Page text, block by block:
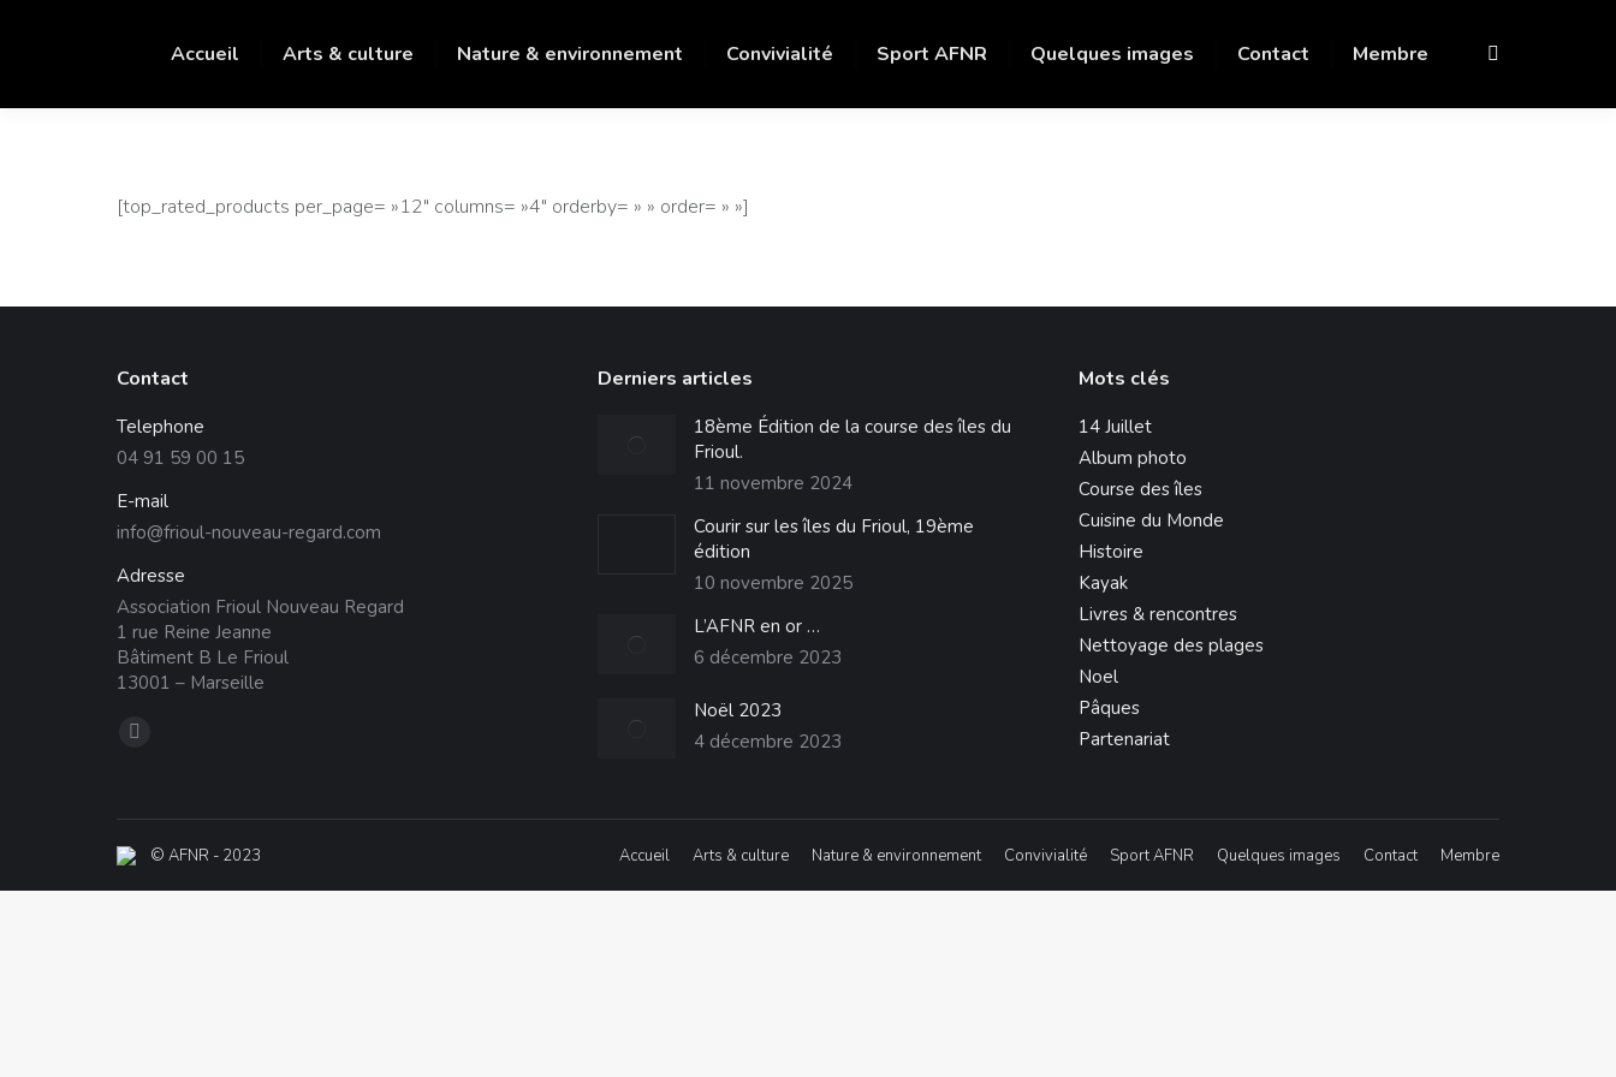
Accueil Arts & culture Nature & environnement Convivialité Sport AFNR Quelques images Contact Membre
Recherche
[top_rated_products per_page= »12″ columns= »4″ orderby= » » order= » »]
Contact
Telephone
04 91 59 00 15
E-mail
info@frioul-nouveau-regard.com
Adresse
Association Frioul Nouveau Regard
1 rue Reine Jeanne
Bâtiment B Le Frioul
13001 – Marseille
Trouvez nous sur :
La
dans
Derniers articles
18ème Édition de la course des îles du
Frioul.
11 novembre 2024
Courir sur les îles du Frioul, 19ème
édition
10 novembre 2025
L’AFNR en or …
6 décembre 2023
Noël 2023
4 décembre 2023
Mots clés
14 Juillet
Album photo
Course des îles
Cuisine du Monde
Histoire
Kayak
Livres & rencontres
Nettoyage des plages
Noel
Pâques
Partenariat
© AFNR - 2023 Accueil Arts & culture Nature & environnement Convivialité Sport AFNR Quelques images Contact Membre